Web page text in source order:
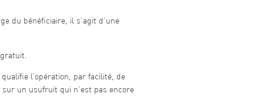
du bénéficiaire, il s’agit d’une
l’opération, par facilité, de
un usufruit qui n’est pas encore